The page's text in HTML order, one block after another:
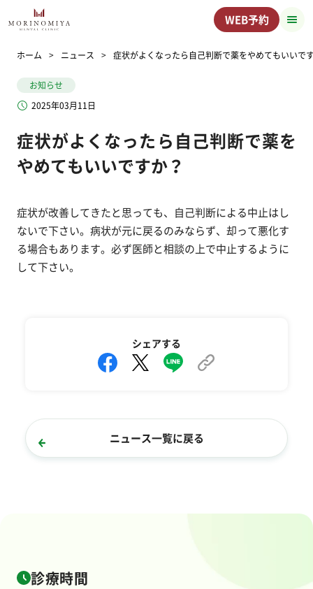
WEB予約
ホーム ニュース 症状がよくなったら自己判断で薬をやめてもいいで
お知らせ
2025年03月11日
症状がよくなったら自己判断で薬を
やめてもいいですか？
症状が改善してきたと思っても、自己判断による中止はし
ないで下さい。病状が元に戻るのみならず、却って悪化す
る場合もあります。必ず医師と相談の上で中止するように
して下さい。
シェアする
ニュース一覧に戻る
診療時間